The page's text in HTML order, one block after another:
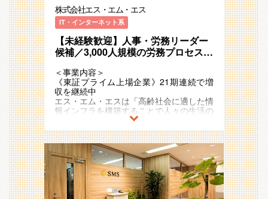
今回の配属部署は、経営管理本部／財務企
画部／経理財務グループとなります
財務企画部は以下の４つのグループに分か
れています
（１）経理財務グループ・・・国内・海外
問わず、SMSグループ全体の経理財務業
務改善含む）を担う
（２）販管経理グループ・・・国内の
SMSグループ全体の債権管理・請求書発
行・新規事業を含む事業ごとのプロセス設
計・運用（業務改善含む）を担う
（３）営業支援・企画グループ・・・主た
る事業である人材紹介サービスにつき、事
業の推進をサポートしつつ、バックオフィ
スと事業の連携業務を担う
（４）海外子会社管理グループ・・・海外
子会社の経理・財務オペレーションの改善
を担う
だ環境の中で、①グローバル化するグルー
プ企業としての全社最適②多種多様な事業
に寄り添った個別最適という2つの観点か
ら、経営・事業の意思決定およびその実行
支援を行い、事業の創造・拡大を加速させ
ることをミッションとしています。
■財務企画部には以下の４つのグループが
あります。
（１）販管経理第一グループ・・・人材紹
介事業をメインとした多くの事業に関する
債権管理・請求書発行のプロセス設計・運
（２）販管経理第二グループ・・・SaaS
事業（カイポケ・かべなしクラウド）とそ
の周辺事業に関する債権管理・請求書発行
のプロセス設計・運用を担う
（３）経理財務グループ・・・経理財務業
務及び会社横断のプロセス設計・運用を担
う
モートチャット指導、
医療介護従事者向け専門情報コミュニティ
サイトやキャリア支援
2011年の東証一部（現：プライム）上場
後も国内外で新規事業の創出をさらに加速
させており、
21期連続で増収のメガベンチャー企業と
して存在感を強めています。
また、アジア・ヨーロッパ・オセアニアな
ど海外17ヵ国でも事業を展開しており、
今後も日本国内に留まらず既存事業の拡
めていく予定です。
＜配属部署＞
■財務企画部の取材記事です。是非ご覧く
ださい。
https://hupro-job.com/articles/4050
株式会社エス・エム・エス
IT・インターネット系
【未経験歓迎】人事・労務リーダー
候補／3,000人規模の労務プロセス変
最大化と組織の成長を牽引する人
事・労務リーダー候補
＜事業内容＞
《東証プライム上場企業》21期連続で増
収を継続中
エス・エム・エスは「高齢社会に適した情
報インフラを構築することで人々の生活の
質を向上し、社会に貢献し続ける」
というミッションを掲げ、多様な事業・ビ
ジネスモデルを展開しています 。
超高齢社会に突入したことで多くの社会課
題が発生していますが、人々のニーズや関
心の高まりをビジネスチャンスとして捉
え、
「高齢社会×情報」を切り口に「医療」